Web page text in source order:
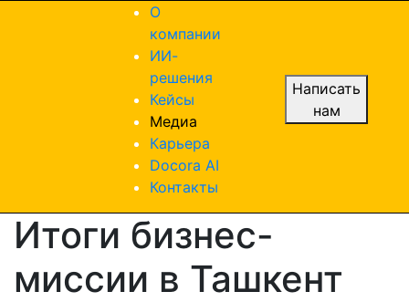
О
компании
ИИ-
решения
Кейсы
Медиа
Карьера
Docora AI
Контакты
Написать
нам
Итоги бизнес-
миссии в Ташкент